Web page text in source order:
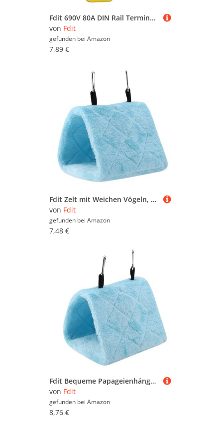
Fdit 690V 80A DIN Rail Terminal Verteiler Kasten, Feuerfester PA66 Spalt Barer Verbindungs Block mit Messing Leiter für Hochspannung Schränke Haus Geräte (BLUE)
von Fdit
gefunden bei Amazon
7,89 €
Fdit Zelt mit Weichen Vögeln, Heißer Hangar für Vögel, Bequeme Hängematte, Bequemes Winterbett für Haustiere (S)
von Fdit
gefunden bei Amazon
7,48 €
Fdit Bequeme Papageienhängematte, Vogelhängekäfig mit Hakendesign, Winter Warmes Bett für Vögel, Haustierspielzeug (M)
von Fdit
gefunden bei Amazon
8,76 €